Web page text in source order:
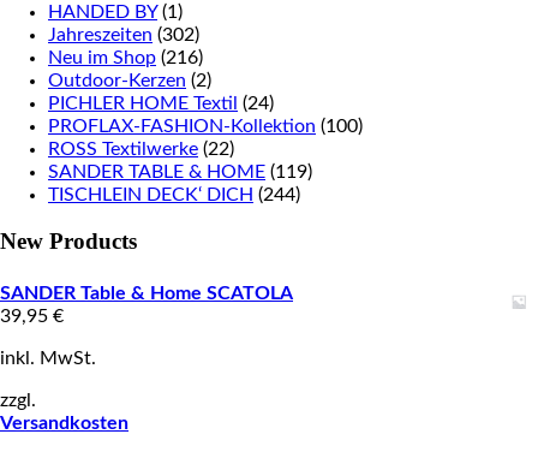
HANDED BY (1)
Jahreszeiten (302)
Neu im Shop (216)
Outdoor-Kerzen (2)
PICHLER HOME Textil (24)
PROFLAX-FASHION-Kollektion (100)
ROSS Textilwerke (22)
SANDER TABLE & HOME (119)
TISCHLEIN DECK‘ DICH (244)
New Products
SANDER Table & Home SCATOLA
39,95 €
inkl. MwSt.
zzgl.
Versandkosten